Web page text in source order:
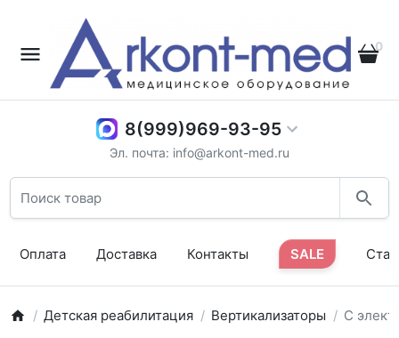
0
8(999)969-93-95
Эл. почта: info@arkont-med.ru
Оплата Доставка Контакты SALE
Детская реабилитация Вертикализаторы С